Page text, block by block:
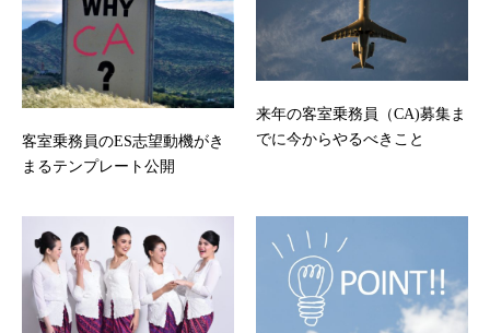
客室乗務員のES志望動機がき
まるテンプレート公開
来年の客室乗務員（CA)募集ま
でに今からやるべきこと